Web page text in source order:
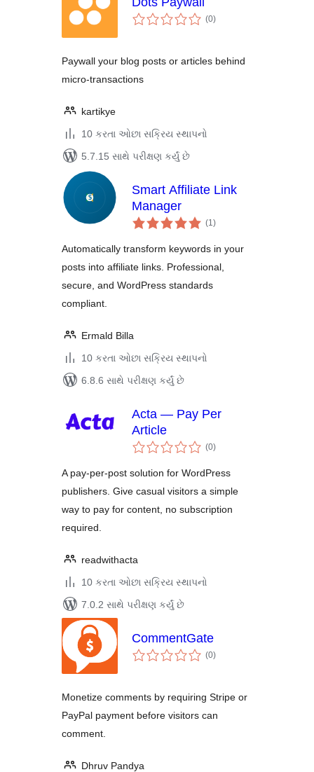
(0કુલ
રેટિંગ્સ
)
Paywall your blog posts or articles behind
micro-transactions
kartikye
10 કરતા ઓછા સક્રિય સ્થાપનો
5.7.15 સાથે પરીક્ષણ કર્યું છે
Smart Affiliate Link
Manager
(1કુલ
રેટિંગ્સ
)
Automatically transform keywords in your
posts into affiliate links. Professional,
secure, and WordPress standards
compliant.
Ermald Billa
10 કરતા ઓછા સક્રિય સ્થાપનો
6.8.6 સાથે પરીક્ષણ કર્યું છે
Acta — Pay Per
Article
(0કુલ
રેટિંગ્સ
)
A pay-per-post solution for WordPress
publishers. Give casual visitors a simple
way to pay for content, no subscription
required.
readwithacta
10 કરતા ઓછા સક્રિય સ્થાપનો
7.0.2 સાથે પરીક્ષણ કર્યું છે
CommentGate
(0કુલ
રેટિંગ્સ
)
Monetize comments by requiring Stripe or
PayPal payment before visitors can
comment.
Dhruv Pandya